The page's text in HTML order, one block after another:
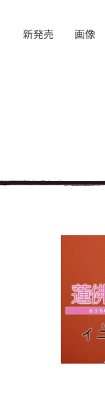
新発売 画像